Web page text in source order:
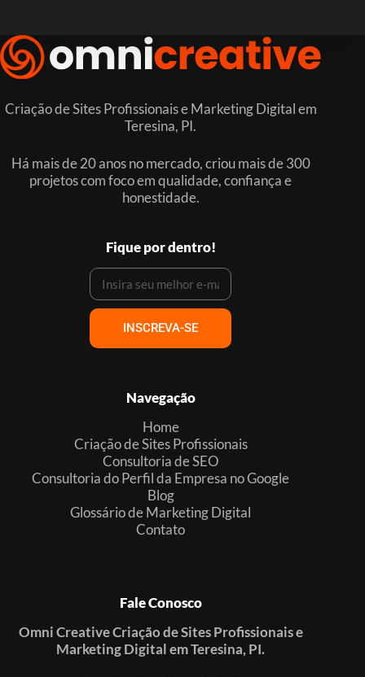
Criação de Sites Profissionais e Marketing Digital em
Teresina, PI.
Há mais de 20 anos no mercado, criou mais de 300
projetos com foco em qualidade, confiança e
honestidade.
Fique por dentro!
INSCREVA-SE
Navegação
Home
Criação de Sites Profissionais
Consultoria de SEO
Consultoria do Perfil da Empresa no Google
Blog
Glossário de Marketing Digital
Contato
Fale Conosco
Omni Creative Criação de Sites Profissionais e
Marketing Digital em Teresina, PI.